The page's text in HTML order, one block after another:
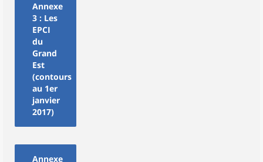
Annexe
3 : Les
EPCI
du
Grand
Est
(contours
au 1er
janvier
2017)
Annexe